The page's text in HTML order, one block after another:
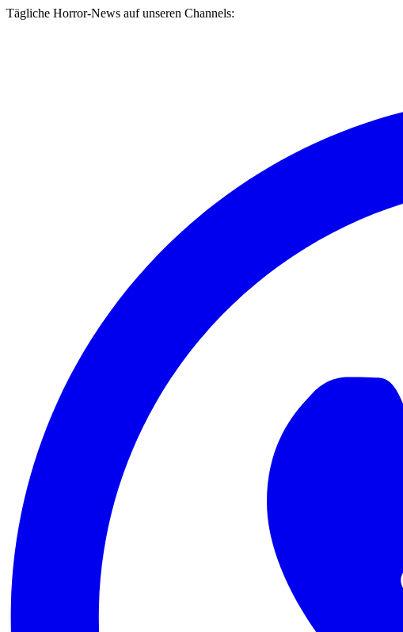
Tägliche Horror-News auf unseren Channels: